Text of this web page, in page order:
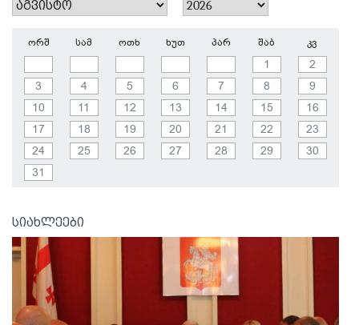
ორშ სამ ოთხ ხუთ პარ შაბ კვ
1
2
3
4 5 6 7 8
9
10
11 12 13 14 15
16
17
18 19 20 21 22
23
24
25 26 27 28 29
30
31
სიახლეები